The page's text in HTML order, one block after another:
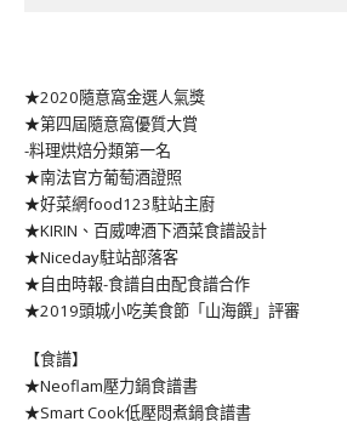
★2020隨意窩金選人氣獎
★第四屆隨意窩優質大賞
-料理烘焙分類第一名
★南法官方葡萄酒證照
★好菜網food123駐站主廚
★KIRIN、百威啤酒下酒菜食譜設計
★Niceday駐站部落客
★自由時報-食譜自由配食譜合作
★2019頭城小吃美食節「山海饌」評審
【食譜】
★Neoflam壓力鍋食譜書
★Smart Cook低壓悶煮鍋食譜書